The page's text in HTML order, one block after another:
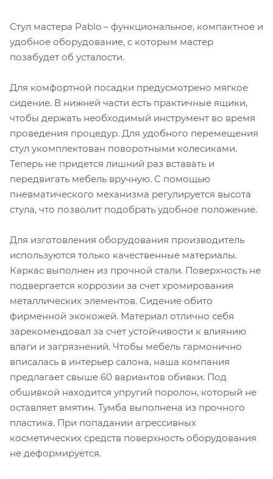
Стул мастера Pablo – функциональное, компактное и
удобное оборудование, с которым мастер
позабудет об усталости.
Для комфортной посадки предусмотрено мягкое
сидение. В нижней части есть практичные ящики,
чтобы держать необходимый инструмент во время
проведения процедур. Для удобного перемещения
стул укомплектован поворотными колесиками.
Теперь не придется лишний раз вставать и
передвигать мебель вручную. С помощью
пневматического механизма регулируется высота
стула, что позволит подобрать удобное положение.
Для изготовления оборудования производитель
используются только качественные материалы.
Каркас выполнен из прочной стали. Поверхность не
подвергается коррозии за счет хромирования
металлических элементов. Сидение обито
фирменной экокожей. Материал отлично себя
зарекомендовал за счет устойчивости к влиянию
влаги и загрязнений. Чтобы мебель гармонично
вписалась в интерьер салона, наша компания
предлагает свыше 60 вариантов обивки. Под
обшивкой находится упругий поролон, который не
оставляет вмятин. Тумба выполнена из прочного
пластика. При попадании агрессивных
косметических средств поверхность оборудования
не деформируется.